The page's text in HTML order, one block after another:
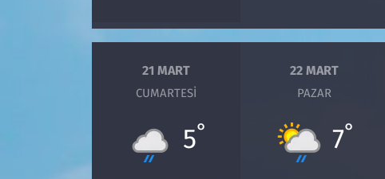
21 MART
CUMARTESI
5°
22 MART
PAZAR
7°